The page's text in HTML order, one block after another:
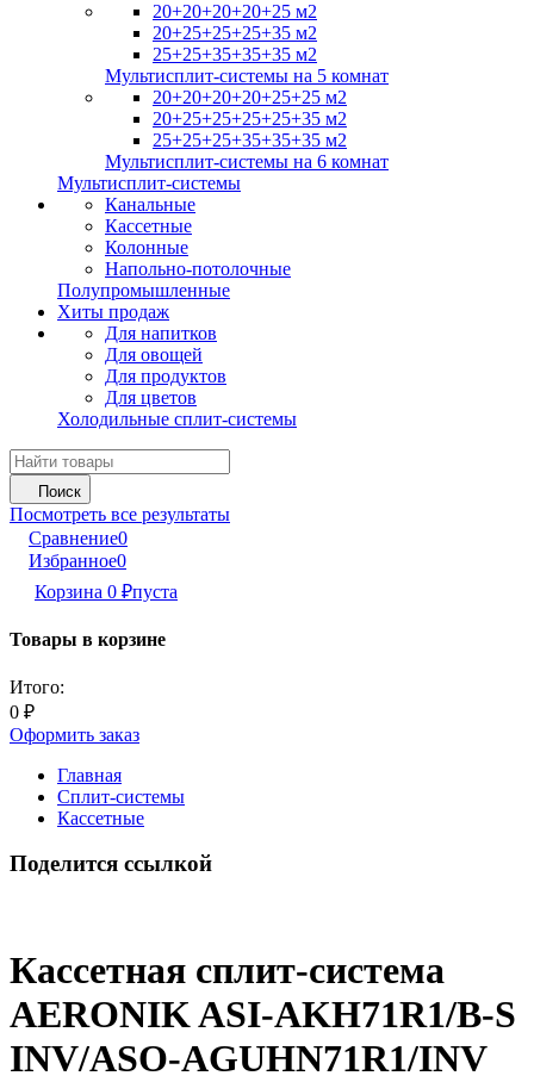
20+20+20+20+25 м2
20+25+25+25+35 м2
25+25+35+35+35 м2
Мультисплит-системы на 5 комнат
20+20+20+20+25+25 м2
20+25+25+25+25+35 м2
25+25+25+35+35+35 м2
Мультисплит-системы на 6 комнат
Мультисплит-системы
Канальные
Кассетные
Колонные
Напольно-потолочные
Полупромышленные
Хиты продаж
Для напитков
Для овощей
Для продуктов
Для цветов
Холодильные сплит-системы
Поиск
Посмотреть все результаты
Сравнение0
Избранное0
Корзина 0 ₽пуста
Товары в корзине
Итого:
0 ₽
Оформить заказ
Главная
Сплит-системы
Кассетные
Поделится ссылкой
Кассетная сплит-система
AERONIK ASI-AKH71R1/B-S
INV/ASO-AGUHN71R1/INV